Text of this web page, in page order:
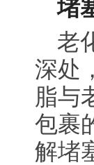
堵
老
深处
脂与
包裹
解堵